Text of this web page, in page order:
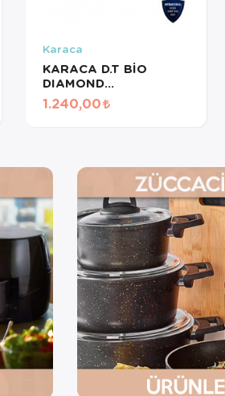
Karaca
KARACA D.T BİO
DIAMOND
ANTIBAKTERIYEL
24CM
1.240,00